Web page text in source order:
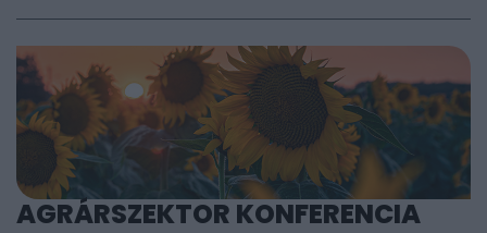
AGRÁRSZEKTOR KONFERENCIA